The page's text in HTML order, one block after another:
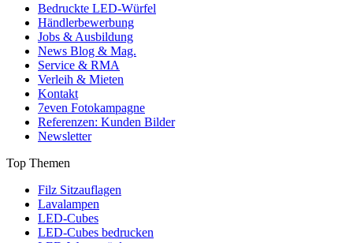
Bedruckte LED-Würfel
Händlerbewerbung
Jobs & Ausbildung
News Blog & Mag.
Service & RMA
Verleih & Mieten
Kontakt
7even Fotokampagne
Referenzen: Kunden Bilder
Newsletter
Top Themen
Filz Sitzauflagen
Lavalampen
LED-Cubes
LED-Cubes bedrucken